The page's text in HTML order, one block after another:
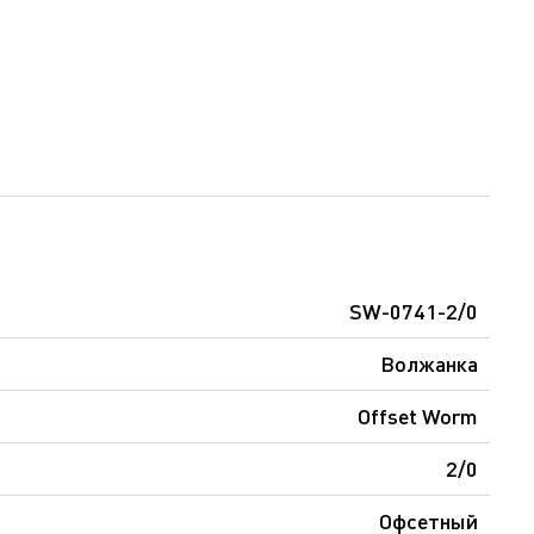
SW-0741-2/0
Волжанка
Offset Worm
2/0
Офсетный